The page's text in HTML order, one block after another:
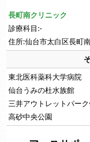
長町南クリニック
診療科目:-
住所:仙台市太白区長町
東北医科薬科大学病院
仙台うみの杜水族館
三井アウトレットパー
高砂中央公園